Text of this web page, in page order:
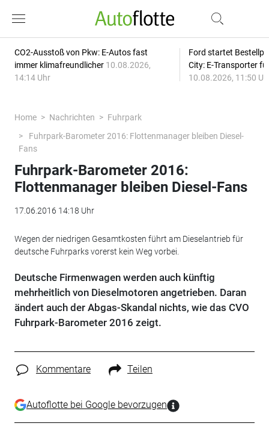
CO2-Ausstoß von Pkw: E-Autos fast
immer klimafreundlicher 10.08.2026,
14:14 Uhr
Ford startet
City: E-Transporter
10.08.2026, 11:50
Home Nachrichten
Fuhrpark
Fuhrpark-Barometer 2016: Flottenmanager bleiben Diesel-
Fans
Fuhrpark-Barometer 2016:
Flottenmanager bleiben Diesel-Fans
17.06.2016 14:18 Uhr
Wegen der niedrigen Gesamtkosten führt am Dieselantrieb für
deutsche Fuhrparks vorerst kein Weg vorbei.
Deutsche Firmenwagen werden auch künftig
mehrheitlich von Dieselmotoren angetrieben. Daran
ändert auch der Abgas-Skandal nichts, wie das CVO
Fuhrpark-Barometer 2016 zeigt.
Kommentare Teilen
Autoflotte bei Google bevorzugen